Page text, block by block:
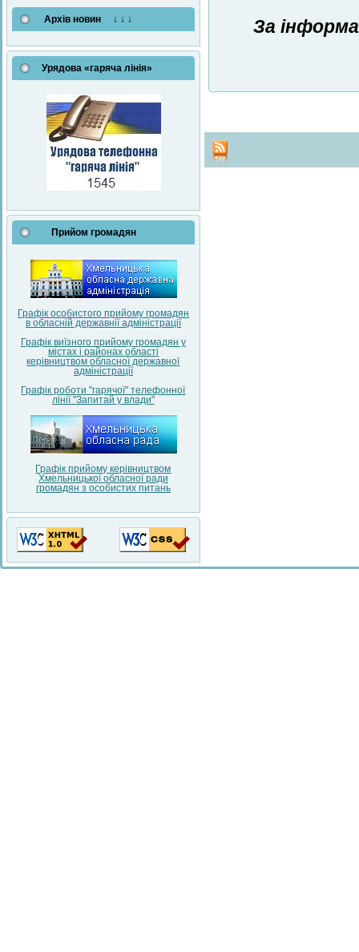
Архів новин ↓ ↓ ↓
Урядова «гаряча лінія»
Прийом громадян
Графік особистого прийому громадян
в обласній державнії адміністрації
Графік виїзного прийому громадян у
містах і районах області
керівництвом обласної державної
адміністрації
Графік роботи "гарячої" телефонної
лінії "Запитай у влади"
Графік прийому керівництвом
Хмельницької обласної ради
громадян з особистих питань
За